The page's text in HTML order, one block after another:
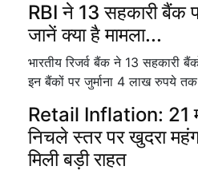
RBI ने 13 सहकारी बैंक
जानें क्या है मामला...
भारतीय रिजर्व बैंक ने 13 सहकारी
इन बैंकों पर जुर्माना 4 लाख रुपये तक
Retail Inflation: 21
निचले स्तर पर खुदरा
मिली बड़ी राहत